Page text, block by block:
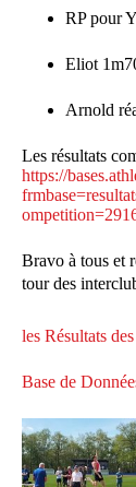
RP pour
Eliot
Arnold
Les résultats
https://
Bravo à tous et
tour des
les Résultats
Base de